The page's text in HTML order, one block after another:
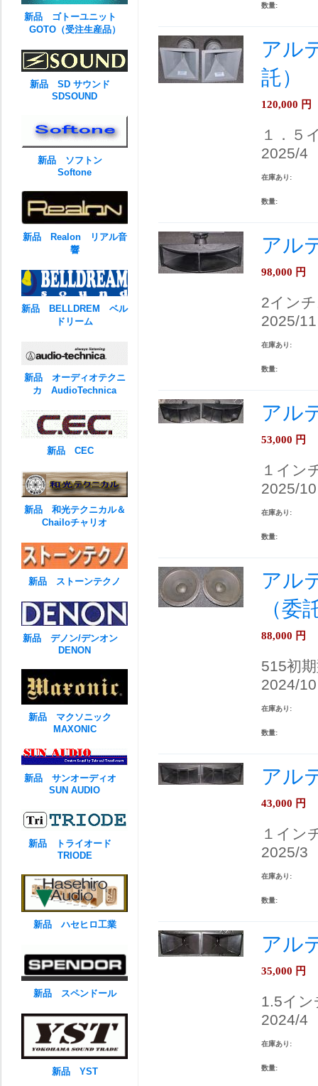
数量:
アル
託）
120,000 円
１．５
2025/4
在庫あり:
数量:
アル
98,000 円
2イン
2025/11
在庫あり:
数量:
アル
53,000 円
１イン
2025/10
在庫あり:
数量:
アル
（委
88,000 円
515初
2024/10
在庫あり:
数量:
アル
43,000 円
１イン
2025/3
在庫あり:
数量:
アル
35,000 円
1.5イン
2024/4
在庫あり:
数量:
新品 ゴトーユニット
GOTO（受注生産品）
新品 SD サウンド
SDSOUND
新品 ソフトン
Softone
新品 Realon リアル音
響
新品 BELLDREM ベル
ドリーム
新品 オーディオテクニ
カ AudioTechnica
新品 CEC
新品 和光テクニカル＆
Chailoチャリオ
新品 ストーンテクノ
新品 デノン/デンオン
DENON
新品 マクソニック
MAXONIC
新品 サンオーディオ
SUN AUDIO
新品 トライオード
TRIODE
新品 ハセヒロ工業
新品 スペンドール
新品 YST